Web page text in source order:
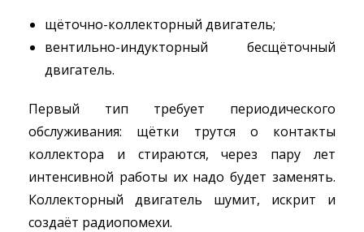
щёточно-коллекторный двигатель;
вентильно-индукторный бесщёточный
двигатель.
Первый тип требует периодического
обслуживания: щётки трутся о контакты
коллектора и стираются, через пару лет
интенсивной работы их надо будет заменять.
Коллекторный двигатель шумит, искрит и
создаёт радиопомехи.